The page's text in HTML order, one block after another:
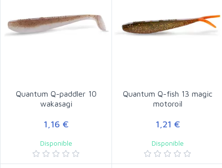
Quantum Q-paddler 10
wakasagi
1,16 €
Disponible
Quantum Q-fish 13 magic
motoroil
1,21 €
Disponible